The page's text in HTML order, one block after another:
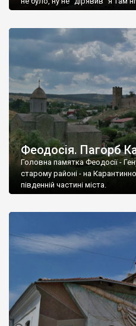
Феодосія. Пагорб
Головна памятка Феодосії -
старому районі - на
південній частині міста.